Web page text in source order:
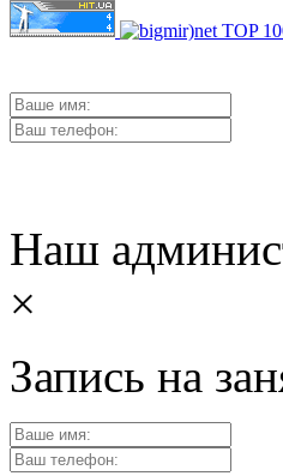
Наш
×
Запись на